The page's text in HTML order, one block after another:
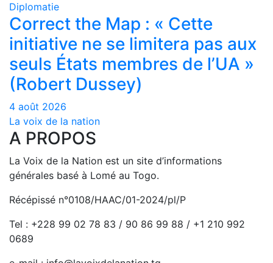
Diplomatie
Correct the Map : « Cette
initiative ne se limitera pas aux
seuls États membres de l’UA »
(Robert Dussey)
4 août 2026
La voix de la nation
A PROPOS
La Voix de la Nation est un site d’informations
générales basé à Lomé au Togo.
Récépissé n°0108/HAAC/01-2024/pl/P
Tel : +228 99 02 78 83 / 90 86 99 88 / +1 210 992
0689